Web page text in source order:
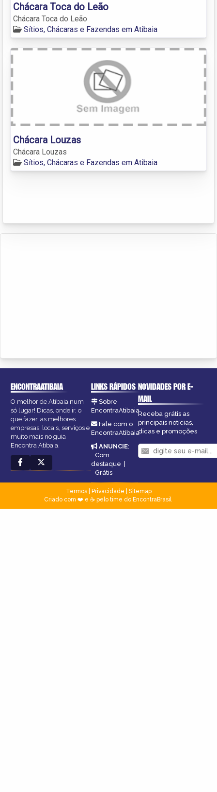
Chácara Toca do Leão
Chácara Toca do Leão
Sítios, Chácaras e Fazendas em Atibaia
Chácara Louzas
Chácara Louzas
Sítios, Chácaras e Fazendas em Atibaia
ENCONTRAATIBAIA
O melhor de Atibaia num
só lugar! Dicas, onde ir, o
que fazer, as melhores
empresas, locais, serviços e
muito mais no guia
Encontra Atibaia.
LINKS RÁPIDOS
Sobre
EncontraAtibaia
Fale com o
EncontraAtibaia
ANUNCIE:
Com
destaque |
Grátis
NOVIDADES POR E-
MAIL
Receba grátis as
principais notícias,
dicas e promoções
Termos| Privacidade
Sitemap
Criado com ❤️ e ☕ pelo time do EncontraBrasil